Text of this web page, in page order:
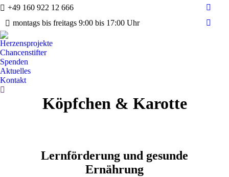
+49 160 922 12 666
montags bis freitags 9:00 bis 17:00 Uhr
page
Herzensprojekte
Chancenstifter
Spenden
Aktuelles
Kontakt
Search:
Köpfchen & Karotte
Lernförderung und gesunde
Ernährung